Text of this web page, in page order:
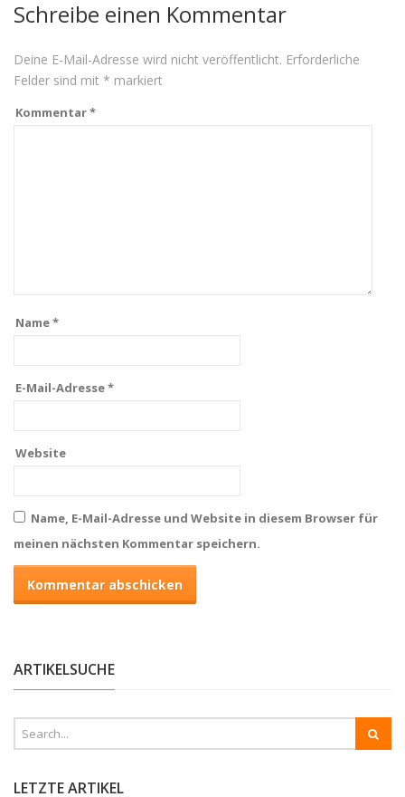
Schreibe einen Kommentar
Deine E-Mail-Adresse wird nicht veröffentlicht. Erforderliche
Felder sind mit * markiert
Kommentar*
Name*
E-Mail-Adresse*
Website
Name, E-Mail-Adresse und Website in diesem Browser für
meinen nächsten Kommentar speichern.
ARTIKELSUCHE
LETZTE ARTIKEL